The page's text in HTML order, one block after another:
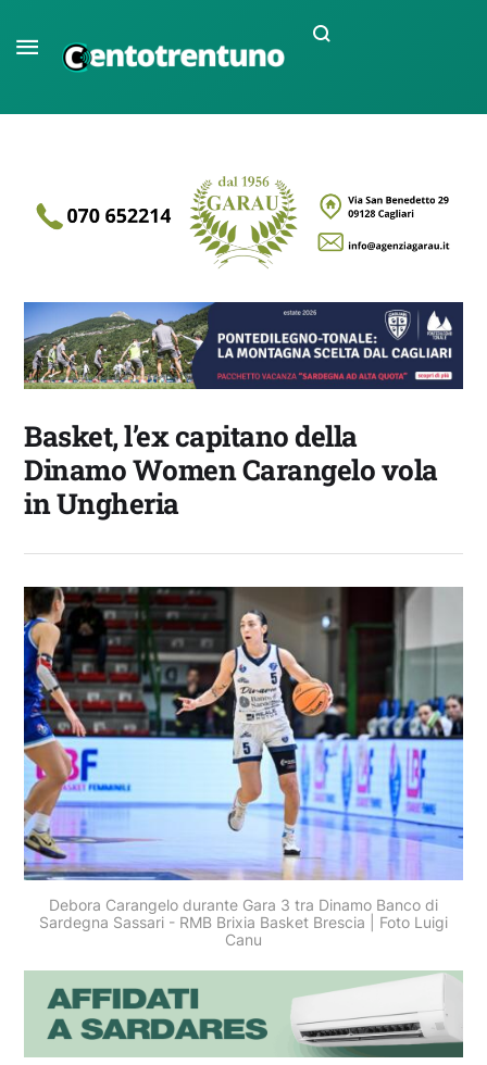
Basket, l’ex capitano della
Dinamo Women Carangelo vola
in Ungheria
Debora Carangelo durante Gara 3 tra Dinamo Banco di
Sardegna Sassari - RMB Brixia Basket Brescia | Foto Luigi
Canu